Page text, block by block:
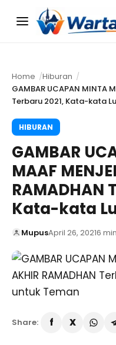
Menu
Home
Hiburan
GAMBAR UCAPAN MINTA
Terbaru 2021, Kata-kata
HIBURAN
GAMBAR
MAAF
RAMADHAN
Kata-kata
MupusApril 26, 20216
Share: